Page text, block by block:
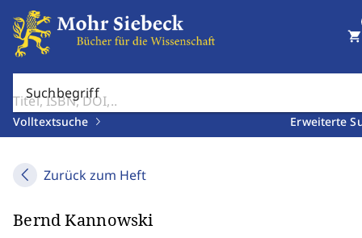
Suchbegriff
Volltextsuche Erweiterte
shopping_cart
Zurück zum Heft
Bernd Kannowski